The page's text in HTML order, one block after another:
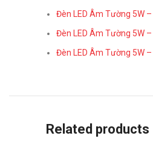
Đèn LED Âm Tường 5W –
Đèn LED Âm Tường 5W –
Đèn LED Âm Tường 5W –
Related products